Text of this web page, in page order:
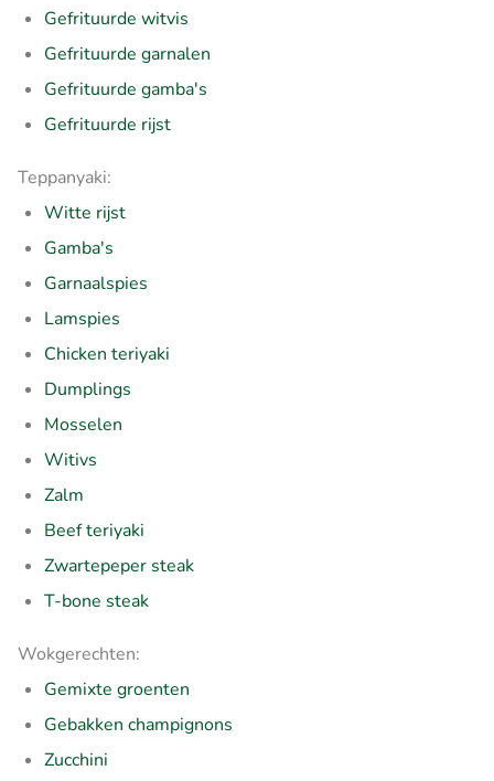
Gefrituurde witvis
Gefrituurde garnalen
Gefrituurde gamba's
Gefrituurde rijst
Teppanyaki:
Witte rijst
Gamba's
Garnaalspies
Lamspies
Chicken teriyaki
Dumplings
Mosselen
Witivs
Zalm
Beef teriyaki
Zwartepeper steak
T-bone steak
Wokgerechten:
Gemixte groenten
Gebakken champignons
Zucchini